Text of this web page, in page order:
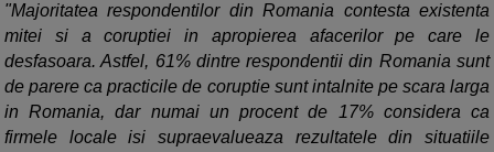
"Majoritatea respondentilor din Romania contesta existenta
mitei si a coruptiei in apropierea afacerilor pe care le
desfasoara. Astfel, 61% dintre respondentii din Romania sunt
de parere ca practicile de coruptie sunt intalnite pe scara larga
in Romania, dar numai un procent de 17% considera ca
firmele locale isi supraevalueaza rezultatele din situatiile